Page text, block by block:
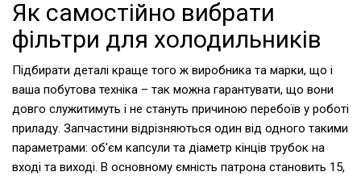
Як самостійно вибрати
фільтри для холодильників
Підбирати деталі краще того ж виробника та марки, що і
ваша побутова техніка – так можна гарантувати, що вони
довго служитимуть і не стануть причиною перебоїв у роботі
приладу. Запчастини відрізняються один від одного такими
параметрами: об'єм капсули та діаметр кінців трубок на
вході та виході. В основному ємність патрона становить 15,